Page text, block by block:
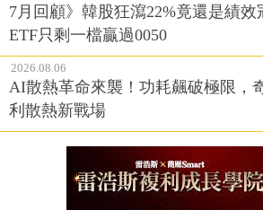
7月回顧》韓股狂瀉22%竟還是績
ETF只剩一檔贏過0050
2026.08.06
AI散熱革命來襲！功耗飆破極限，
利散熱新戰場